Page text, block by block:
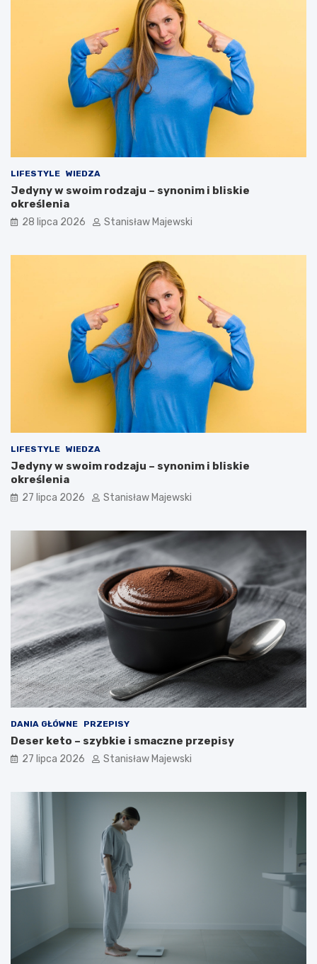
LIFESTYLE WIEDZA
Jedyny w swoim rodzaju – synonim i bliskie
określenia
28 lipca 2026 Stanisław Majewski
LIFESTYLE WIEDZA
Jedyny w swoim rodzaju – synonim i bliskie
określenia
27 lipca 2026 Stanisław Majewski
DANIA GŁÓWNE PRZEPISY
Deser keto – szybkie i smaczne przepisy
27 lipca 2026 Stanisław Majewski